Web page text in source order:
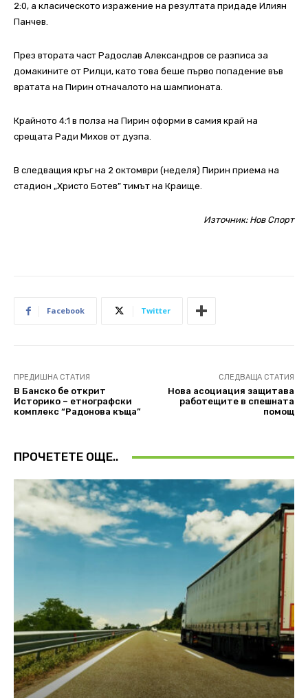
2:0, а класическото изражение на резултата придаде Илиян
Панчев.
През втората част Радослав Александров се разписа за
домакините от Рилци, като това беше първо попадение във
вратата на Пирин отначалото на шампионата.
Крайното 4:1 в полза на Пирин оформи в самия край на
срещата Ради Михов от дузпа.
В следващия кръг на 2 октомври (неделя) Пирин приема на
стадион „Христо Ботев” тимът на Краище.
Източник: Нов Спорт
Facebook Twitter
ПРЕДИШНА СТАТИЯ
В Банско бе открит
Историко – етнографски
комплекс “Радонова къща”
СЛЕДВАЩА СТАТИЯ
Нова асоциация защитава
работещите в спешната
помощ
ПРОЧЕТЕТЕ ОЩЕ..